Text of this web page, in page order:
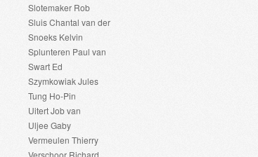
Slotemaker Rob
Sluis Chantal van der
Snoeks Kelvin
Splunteren Paul van
Swart Ed
Szymkowiak Jules
Tung Ho-Pin
Uitert Job van
Uljee Gaby
Vermeulen Thierry
Verschoor Richard